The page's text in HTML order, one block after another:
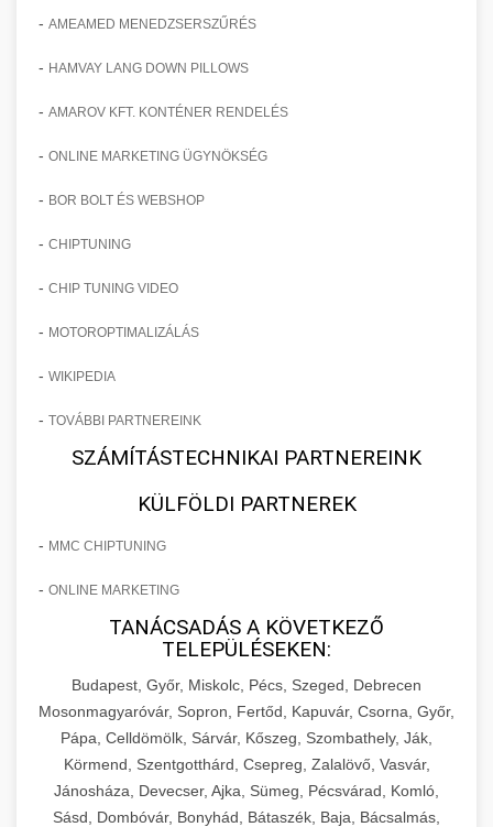
- AMEAMED MENEDZSERSZŰRÉS
- HAMVAY LANG DOWN PILLOWS
- AMAROV KFT. KONTÉNER RENDELÉS
- ONLINE MARKETING ÜGYNÖKSÉG
- BOR BOLT ÉS WEBSHOP
- CHIPTUNING
- CHIP TUNING VIDEO
- MOTOROPTIMALIZÁLÁS
- WIKIPEDIA
- TOVÁBBI PARTNEREINK
SZÁMÍTÁSTECHNIKAI PARTNEREINK
KÜLFÖLDI PARTNEREK
- MMC CHIPTUNING
- ONLINE MARKETING
TANÁCSADÁS A KÖVETKEZŐ
TELEPÜLÉSEKEN:
Budapest, Győr, Miskolc, Pécs, Szeged, Debrecen
Mosonmagyaróvár, Sopron, Fertőd, Kapuvár, Csorna, Győr,
Pápa, Celldömölk, Sárvár, Kőszeg, Szombathely, Ják,
Körmend, Szentgotthárd, Csepreg, Zalalövő, Vasvár,
Jánosháza, Devecser, Ajka, Sümeg, Pécsvárad, Komló,
Sásd, Dombóvár, Bonyhád, Bátaszék, Baja, Bácsalmás,